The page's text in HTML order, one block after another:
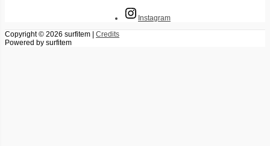
Instagram
Copyright © 2026 surfitem
Credits
Powered by surfitem